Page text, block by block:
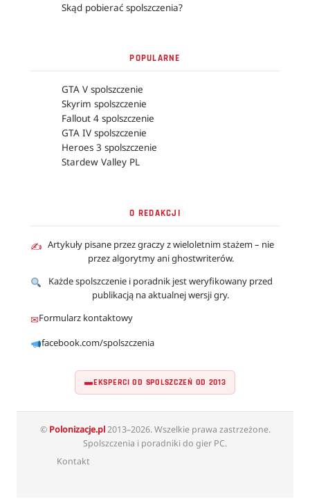
Skąd pobierać spolszczenia?
POPULARNE
GTA V spolszczenie
Skyrim spolszczenie
Fallout 4 spolszczenie
GTA IV spolszczenie
Heroes 3 spolszczenie
Stardew Valley PL
O REDAKCJI
✍ Artykuły pisane przez graczy z wieloletnim stażem – nie
przez algorytmy ani ghostwriterów.
Każde spolszczenie i poradnik jest weryfikowany przed
publikacją na aktualnej wersji gry.
✉Formularz kontaktowy
facebook.com/spolszczenia
EKSPERCI OD SPOLSZCZEŃ OD 2013
© Polonizacje.pl2013–2026. Wszelkie prawa zastrzeżone.
Spolszczenia i poradniki do gier PC.
Kontakt